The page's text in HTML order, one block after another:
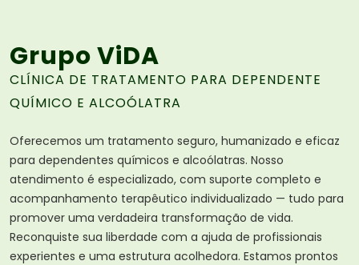
Grupo ViDA
CLÍNICA DE TRATAMENTO PARA DEPENDENTE
QUÍMICO E ALCOÓLATRA
Oferecemos um tratamento seguro, humanizado e eficaz
para dependentes químicos e alcoólatras. Nosso
atendimento é especializado, com suporte completo e
acompanhamento terapêutico individualizado — tudo para
promover uma verdadeira transformação de vida.
Reconquiste sua liberdade com a ajuda de profissionais
experientes e uma estrutura acolhedora. Estamos prontos